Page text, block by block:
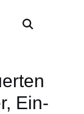
Ein-